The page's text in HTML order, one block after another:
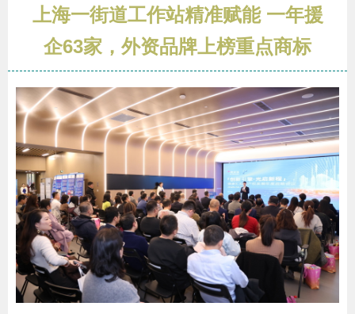
上海一街道工作站精准赋能 一年援
企63家，外资品牌上榜重点商标